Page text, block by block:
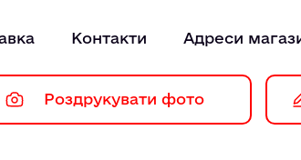
Контакти Адреси
Роздрукувати фото